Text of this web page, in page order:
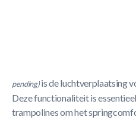
pending)is de luchtverplaatsing
Deze functionaliteit is
trampolines om het